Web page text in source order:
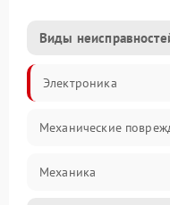
Виды
Электроника
Механические
Механика